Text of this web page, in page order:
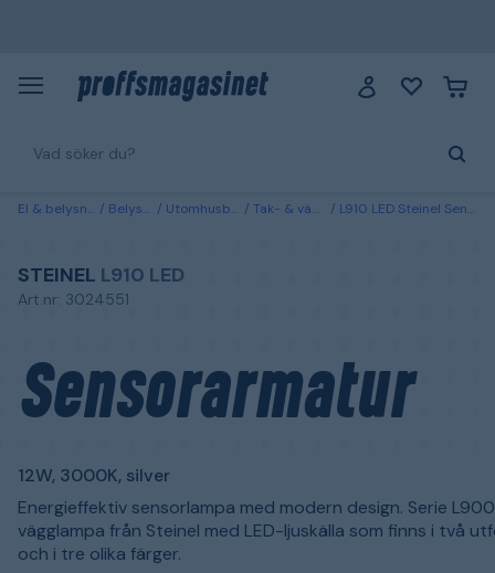
El & belysning Belysning Utomhusbelysning Tak- & väggarmaturer L910 LED Steinel Sensorarmatur 12W, 3000K, silver
STEINEL L910 LED
Art.nr: 3024551
Sensorarmatur
12W, 3000K, silver
Energieffektiv sensorlampa med modern design. Serie
vägglampa från Steinel med LED-ljuskälla som finns i två
och i tre olika färger.